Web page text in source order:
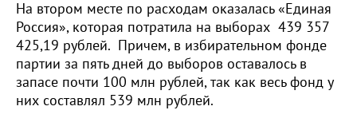
На втором месте по расходам оказалась «Единая
Россия», которая потратила на выборах 439 357
425,19 рублей. Причем, в избирательном фонде
партии за пять дней до выборов оставалось в
запасе почти 100 млн рублей, так как весь фонд у
них составлял 539 млн рублей.